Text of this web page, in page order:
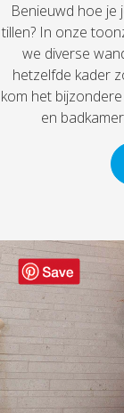
Benieuwd hoe je
tillen? In onze
we diverse
hetzelfde kader
kom het
en